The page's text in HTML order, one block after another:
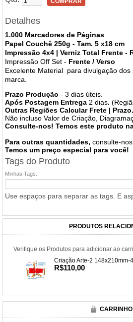
Detalhes
1.000 Marcadores de Páginas
Papel Couchê 250g - Tam. 5 x18 cm
Impressão 4x4 | Verniz Total Frente -
Impressão Off Set - Frente / Verso
Excelente Material para divulgação dos
marca.
Prazo Produção - 3 dias úteis.
Após Postagem Entrega 2 dias.
Outras Regiões Calcular Frete | Prazo.
Não incluso Valor de Criação,
Consulte-nos! Temos este produto
Para outras quantidades,consulte-
Temos um preço especial para você!
Tags do Produto
Minhas Tags:
Use espaços para separar as tags. E
PRODUTOS
Verifique os Produtos para adicionar ao
Criação Arte-2 148x210mm-
R$110,00
CARRINHO